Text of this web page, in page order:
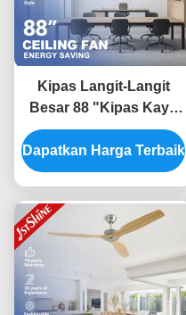
Kipas Langit-Langit
Besar 88 "Kipas Kayu
Solid Pisau Penghemat
Energi Motor Dc Untuk
Kantor
Dapatkan Harga Terbaik